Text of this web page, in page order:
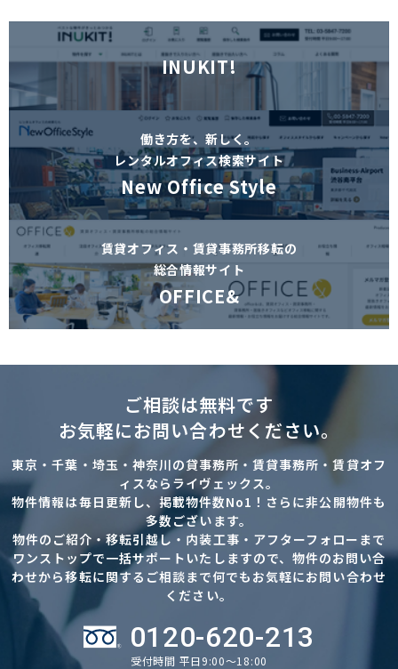
INUKIT!
働き方を、新しく。
レンタルオフィス検索サイト
New Office Style
賃貸オフィス・賃貸事務所移転の
総合情報サイト
OFFICE&
ご相談は無料です
お気軽にお問い合わせください。
東京・千葉・埼玉・神奈川の貸事務所・賃貸事務所・賃貸オフ
ィスならライヴェックス。
物件情報は毎日更新し、掲載物件数No1！さらに非公開物件も
多数ございます。
物件のご紹介・移転引越し・内装工事・アフターフォローまで
ワンストップで一括サポートいたしますので、物件のお問い合
わせから移転に関するご相談まで何でもお気軽にお問い合わせ
ください。
0120-620-213
受付時間 平日9:00～18:00